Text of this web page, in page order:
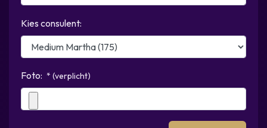
Kies consulent:
Foto: * (verplicht)